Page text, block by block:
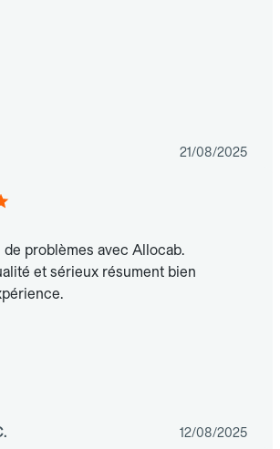
21/08/2025
de problèmes avec Allocab.
et sérieux résument bien
12/08/2025